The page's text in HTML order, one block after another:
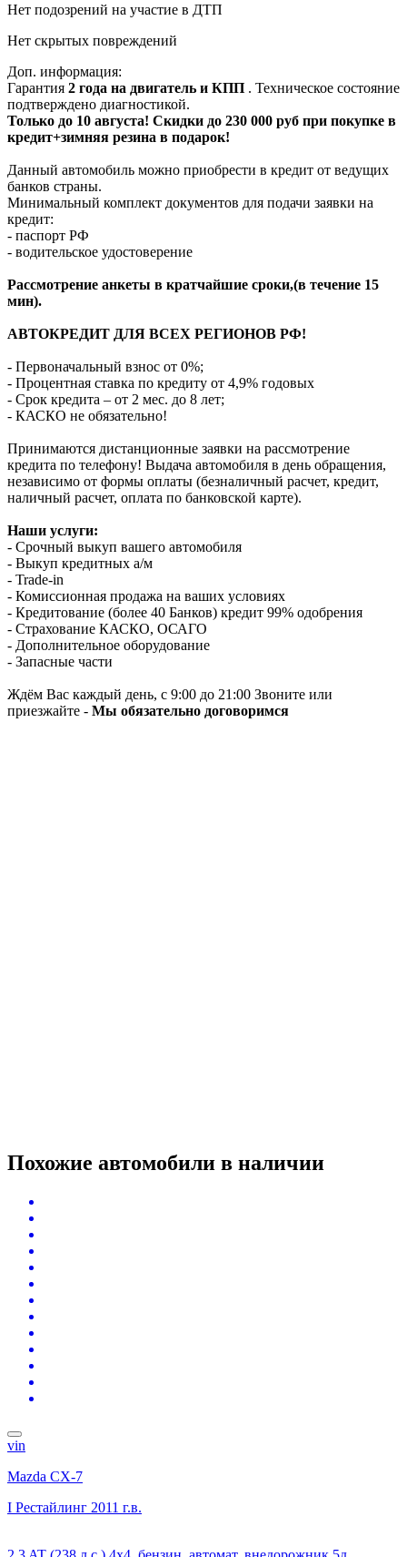
Нет подозрений на участие в ДТП
Нет скрытых повреждений
Доп. информация:
Гарантия 2 года на двигатель и КПП . Техническое состояние
подтверждено диагностикой.
Только до 10 августа! Скидки до 230 000 руб при покупке в
кредит+зимняя резина в подарок!
Данный автомобиль можно приобрести в кредит от ведущих
банков страны.
Минимальный комплект документов для подачи заявки на
кредит:
- паспорт РФ
- водительское удостоверение
Рассмотрение анкеты в кратчайшие сроки,(в течение 15
мин).
АВТОКРЕДИТ ДЛЯ ВСЕХ РЕГИОНОВ РФ!
- Первоначальный взнос от 0%;
- Процентная ставка по кредиту от 4,9% годовых
- Срок кредита – от 2 мес. до 8 лет;
- КАСКО не обязательно!
Принимаются дистанционные заявки на рассмотрение
кредита по телефону! Выдача автомобиля в день обращения,
независимо от формы оплаты (безналичный расчет, кредит,
наличный расчет, оплата по банковской карте).
Наши услуги:
- Срочный выкуп вашего автомобиля
- Выкуп кредитных а/м
- Trade-in
- Комиссионная продажа на ваших условиях
- Кредитование (более 40 Банков) кредит 99% одобрения
- Страхование КАСКО, ОСАГО
- Дополнительное оборудование
- Запасные части
Ждём Вас каждый день, с 9:00 до 21:00 Звоните или
приезжайте - Мы обязательно договоримся
Похожие автомобили в наличии
vin
Mazda CX-7
I Рестайлинг 2011 г.в.